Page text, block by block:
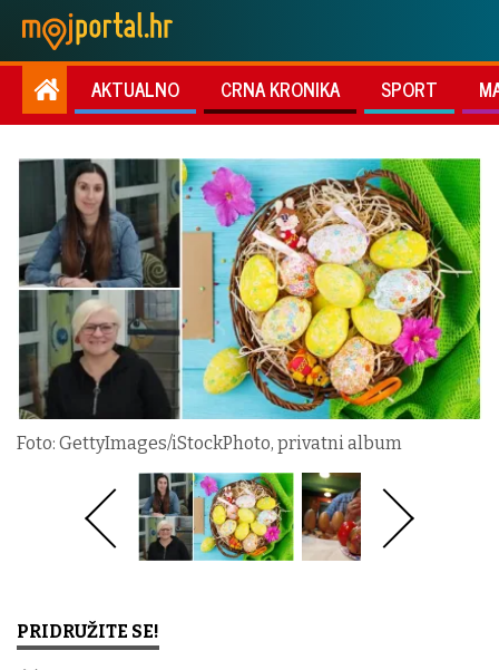
AKTUALNO CRNA KRONIKA SPORT
Foto: GettyImages/iStockPhoto, privatni album
PRIDRUŽITE SE!